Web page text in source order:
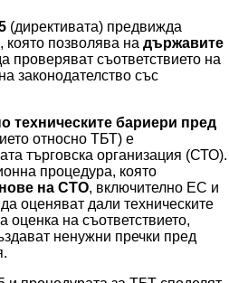
(директивата) предвижда
позволява на държавите
проверяват съответствието на
законодателство със
техническите бариери пред
относно ТБТ) е
търговска организация (СТО).
процедура, която
на СТО, включително ЕС и
оценяват дали техническите
оценка на съответствието,
ненужни пречки пред